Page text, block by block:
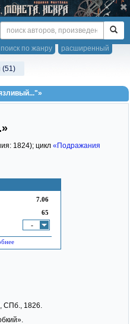
расширенный
поиск по жанру
(51)
7.06
65
-
1824); цикл «Подражания
СПб., 1826.